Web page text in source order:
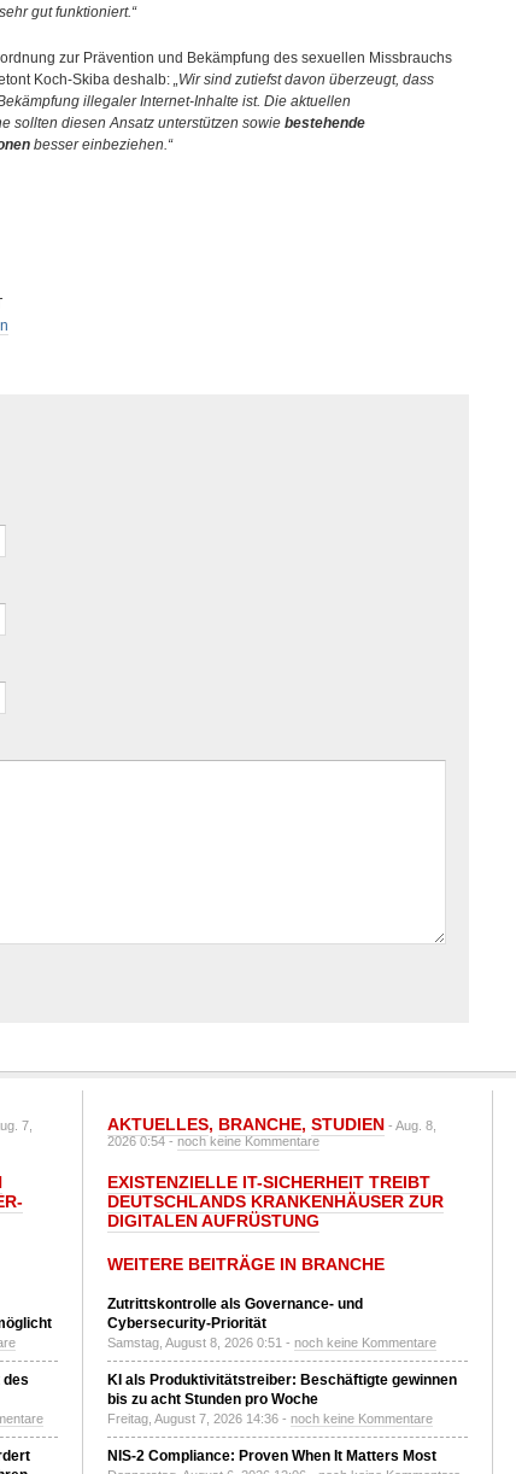
gut funktioniert.“
zur Prävention und Bekämpfung des sexuellen Missbrauchs
Koch-Skiba deshalb: „Wir sind zutiefst davon überzeugt, dass
illegaler Internet-Inhalte ist. Die aktuellen
sollten diesen Ansatz unterstützen sowie bestehende
besser einbeziehen.“
7,
des
AKTUELLES, BRANCHE, STUDIEN - Aug. 8,
2026 0:54 -noch keine Kommentare
EXISTENZIELLE IT-SICHERHEIT TREIBT
DEUTSCHLANDS KRANKENHÄUSER ZUR
DIGITALEN AUFRÜSTUNG
WEITERE BEITRÄGE IN BRANCHE
Zutrittskontrolle als Governance- und
Cybersecurity-Priorität
Samstag, August 8, 2026 0:51 - noch keine Kommentare
KI als Produktivitätstreiber: Beschäftigte gewinnen
bis zu acht Stunden pro Woche
Freitag, August 7, 2026 14:36 - noch keine Kommentare
NIS-2 Compliance: Proven When It Matters Most